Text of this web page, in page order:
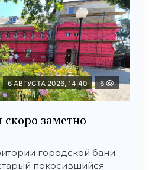
6 АВГУСТА 2026, 14:40 6
скоро заметно
городской бани
покосившийся